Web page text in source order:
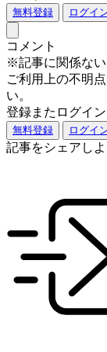
無料登録 ログイ
コメント
※記事に関係ない
ご利用上の不明
い。
登録またログイ
無料登録 ログイ
記事をシェアしよ